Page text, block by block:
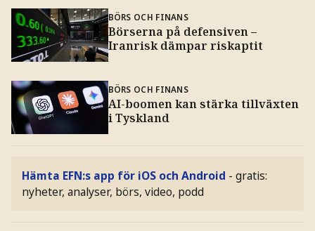
BÖRS OCH FINANS
Börserna på defensiven –
Iranrisk dämpar riskaptit
BÖRS OCH FINANS
AI-boomen kan stärka tillväxten
i Tyskland
Hämta EFN:s app för iOS och Android - gratis:
nyheter, analyser, börs, video, podd